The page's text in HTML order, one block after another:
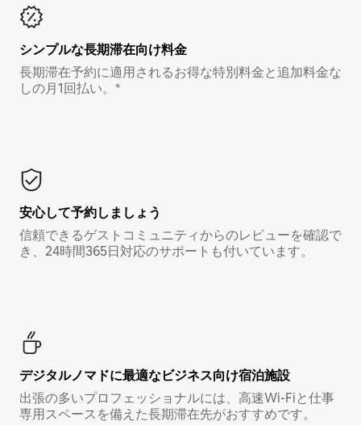
シンプルな長期滞在向け料金
長期滞在予約に適用されるお得な特別料金と追加料金な
しの月1回払い。*
安心して予約しましょう
信頼できるゲストコミュニティからのレビューを確認で
き、24時間365日対応のサポートも付いています。
デジタルノマド⁠に最⁠適⁠なビ⁠ジ⁠ネ⁠ス⁠向⁠け宿⁠泊⁠施⁠設
出張の多いプロフェッショナルには、高速Wi-Fiと仕事
専用スペースを備えた長期滞在先がおすすめです。